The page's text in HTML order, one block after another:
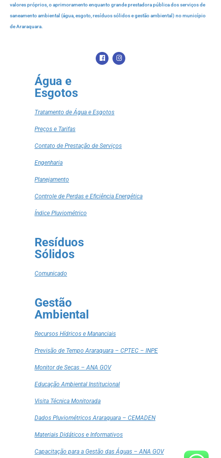
valores próprios, o aprimoramento enquanto grande prestadora pública dos serviços de
saneamento ambiental (água, esgoto, resíduos sólidos e gestão ambiental) no município
de Araraquara.
Água e
Esgotos
Tratamento de Água e Esgotos
Preços e Tarifas
Contato de Prestação de Serviços
Engenharia
Planejamento
Controle de Perdas e Eficiência Energética
Índice Pluviométrico
Resíduos
Sólidos
Comunicado
Gestão
Ambiental
Recursos Hídricos e Mananciais
Previsão de Tempo Araraquara – CPTEC – INPE
Monitor de Secas – ANA GOV
Educação Ambiental Institucional
Visita Técnica Monitorada
Dados Pluviométricos Araraquara – CEMADEN
Materiais Didáticos e Informativos
Capacitação para a Gestão das Águas – ANA GOV